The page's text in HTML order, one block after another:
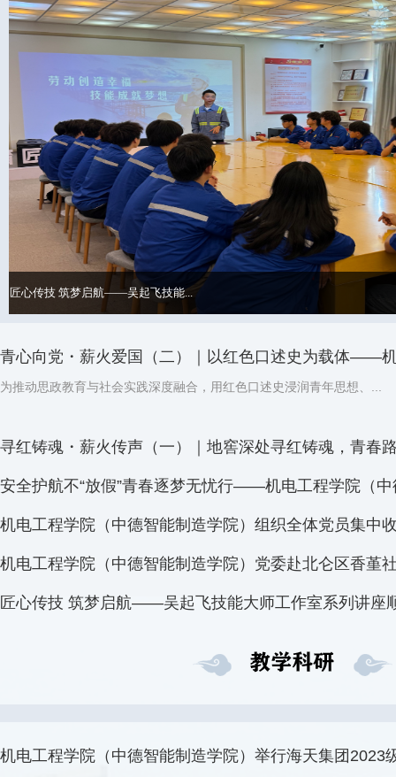
匠心传技 筑梦启航——吴起飞技能...
青心向党・薪火爱国（二）｜以红色口述史为载体——
为推动思政教育与社会实践深度融合，用红色口述史浸润青年思想、...
寻红铸魂・薪火传声（一）｜地窖深处寻红铸魂，青春
为深入挖掘本土红色资源，厚植青年一代的红色信仰，7月4日，“寻...
安全护航不“放假”青春逐梦无忧行——机电工程学院（
为坚守学生安全管理底线，全方位筑牢暑期平安育人屏障，6月30日...
机电工程学院（中德智能制造学院）组织全体党员集中
7月1日上午，机电工程学院（中德智能制造学院）党委组织师生党员...
机电工程学院（中德智能制造学院）党委赴北仑区香堇
为庆祝中国共产党成立105周年，深化校地党建联建，6月26日上午，...
匠心传技 筑梦启航——吴起飞技能大师工作室系列讲座
机电工程学院（中德智能制造学院）举行海天集团2023